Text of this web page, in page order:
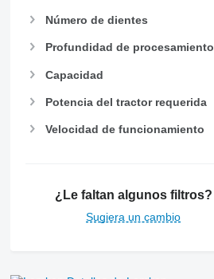
Número de dientes
Profundidad de procesamiento
Capacidad
Potencia del tractor requerida
Velocidad de funcionamiento
¿Le faltan algunos filtros?
Sugiera un cambio